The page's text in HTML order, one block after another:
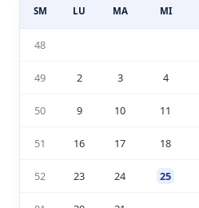
SM LU MA MI
48
49 2 3 4
50 9 10 11
51 16 17 18
52 23 24 25